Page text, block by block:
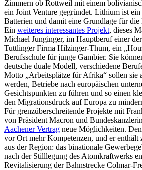
Zimmern ob Rottweil mit einem
ein Joint Venture gegründet. Lithium ist
Batterien und damit eine Grundlage für
Ein weiteres interessantes Projekt, dieses
Michael Junginger, im Hauptberuf einer
Tuttlinger Firma Hilzinger-Thum, ein
Berufsschule für junge Gambier. Sie
deutsche duale Modell, verschiedene
Motto „Arbeitsplätze für Afrika“ sollen sie
werden, Betriebe nach europäischen
Gesichtspunkten zu führen und so einen
den Migrationsdruck auf Europa zu
Für grenzüberschreitende Projekte mit
von Präsident Macron und
Aachener Vertrag neue Möglichkeiten.
vor Ort mehr Kompetenzen, und er enthält
aus der Region: das binationale
nach der Stilllegung des Atomkraftwerks
Revitalisierung der Bahnstrecke Colmar-